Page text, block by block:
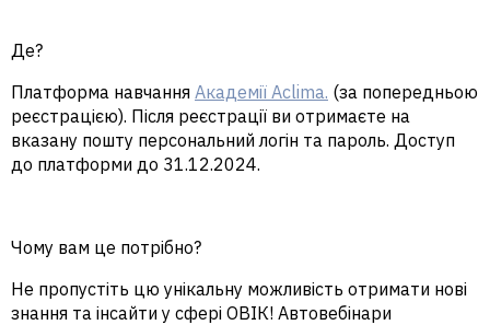
Де?
Платформа навчання Академії Aclima. (за попередньою
реєстрацією). Після реєстрації ви отримаєте на
вказану пошту персональний логін та пароль. Доступ
до платформи до 31.12.2024.
Чому вам це потрібно?
Не пропустіть цю унікальну можливість отримати нові
знання та інсайти у сфері ОВІК! Автовебінари